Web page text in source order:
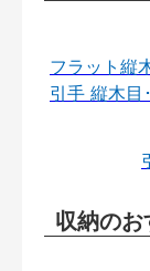
フラット縦
引手 縦木目
収納の